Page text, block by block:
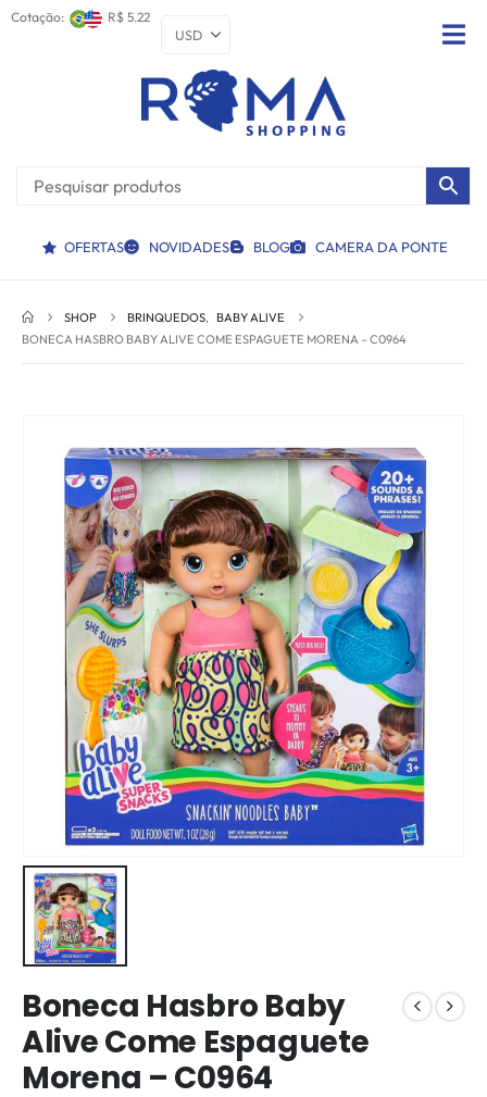
Cotação: R$ 5.22
OFERTAS NOVIDADES BLOG CAMERA DA PONTE
SHOP BRINQUEDOS, BABY ALIVE
BONECA HASBRO BABY ALIVE COME ESPAGUETE MORENA – C0964
Boneca Hasbro Baby
Alive Come Espaguete
Morena – C0964